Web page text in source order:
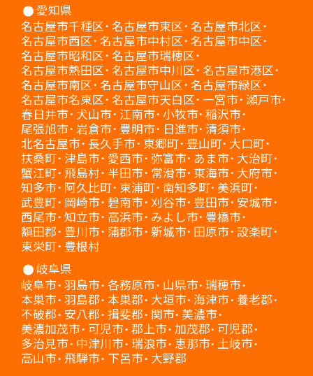
愛知県
名古屋市千種区 名古屋市東区 名古屋市北区
名古屋市西区 名古屋市中村区 名古屋市中区
名古屋市昭和区 名古屋市瑞穂区
名古屋市熱田区 名古屋市中川区 名古屋市港区
名古屋市南区 名古屋市守山区 名古屋市緑区
名古屋市名東区 名古屋市天白区 一宮市 瀬戸市
春日井市 犬山市 江南市 小牧市 稲沢市
尾張旭市 岩倉市 豊明市 日進市 清須市
北名古屋市 長久手市 東郷町 豊山町 大口町
扶桑町 津島市 愛西市 弥富市 あま市 大治町
蟹江町 飛島村 半田市 常滑市 東海市 大府市
知多市 阿久比町 東浦町 南知多町 美浜町
武豊町 岡崎市 碧南市 刈谷市 豊田市 安城市
西尾市 知立市 高浜市 みよし市 豊橋市
額田郡 豊川市 蒲郡市 新城市 田原市 設楽町
東栄町 豊根村
岐阜県
岐阜市 羽島市 各務原市 山県市 瑞穂市
本巣市 羽島郡 本巣郡 大垣市 海津市 養老郡
不破郡 安八郡 揖斐郡 関市 美濃市
美濃加茂市 可児市 郡上市 加茂郡 可児郡
多治見市 中津川市 瑞浪市 恵那市 土岐市
高山市 飛騨市 下呂市 大野郡